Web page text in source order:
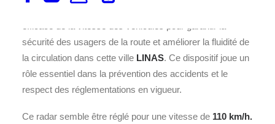
sécurité des usagers de la route et améliorer la fluidité de
la circulation dans cette ville LINAS. Ce dispositif joue un
rôle essentiel dans la prévention des accidents et le
respect des réglementations en vigueur.
Ce radar semble être réglé pour une vitesse de 110 km/h.